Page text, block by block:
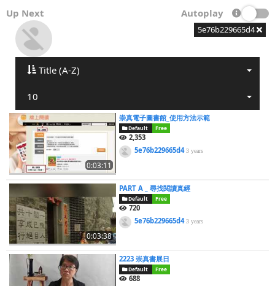
Up Next Autoplay
5e76b229665d4
Title (A-Z)
10
0:03:11
崇真電子圖書館_使用方法示範
Default Free
2,353
5e76b229665d43 years
0:03:38
PART A _ 尋找閱讀真經
Default Free
720
5e76b229665d43 years
2223 崇真書展日
Default Free
688